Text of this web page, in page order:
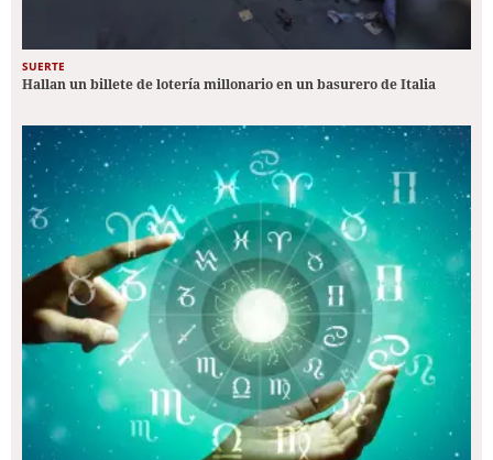
SUERTE
Hallan un billete de lotería millonario en un basurero de Italia